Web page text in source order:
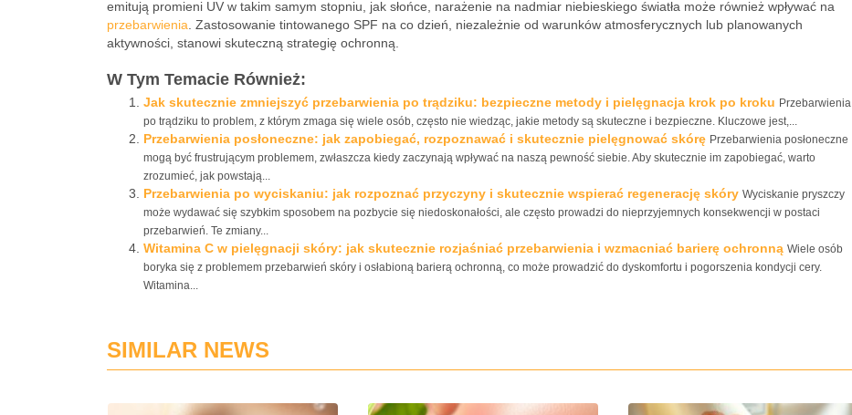
emitują promieni UV w takim samym stopniu, jak słońce, narażenie na nadmiar niebieskiego światła może również wpływać na
przebarwienia . Zastosowanie tintowanego SPF na co dzień, niezależnie od warunków atmosferycznych lub planowanych
aktywności, stanowi skuteczną strategię ochronną.
W Tym Temacie Również:
Jak skutecznie zmniejszyć przebarwienia po trądziku: bezpieczne metody i pielęgnacja krok po kroku Przebarwienia
po trądziku to problem, z którym zmaga się wiele osób, często nie wiedząc, jakie metody są skuteczne i bezpieczne. Kluczowe jest,...
Przebarwienia posłoneczne: jak zapobiegać, rozpoznawać i skutecznie pielęgnować skórę Przebarwienia posłoneczne
mogą być frustrującym problemem, zwłaszcza kiedy zaczynają wpływać na naszą pewność siebie. Aby skutecznie im zapobiegać, warto
zrozumieć, jak powstają...
Przebarwienia po wyciskaniu: jak rozpoznać przyczyny i skutecznie wspierać regenerację skóry Wyciskanie pryszczy
może wydawać się szybkim sposobem na pozbycie się niedoskonałości, ale często prowadzi do nieprzyjemnych konsekwencji w postaci
przebarwień. Te zmiany...
Witamina C w pielęgnacji skóry: jak skutecznie rozjaśniać przebarwienia i wzmacniać barierę ochronną Wiele osób
boryka się z problemem przebarwień skóry i osłabioną barierą ochronną, co może prowadzić do dyskomfortu i pogorszenia kondycji cery.
Witamina...
SIMILAR NEWS